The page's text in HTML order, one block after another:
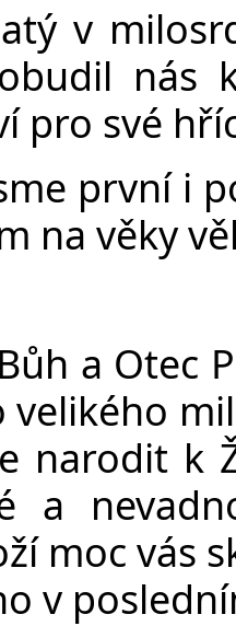
v
nás
pro své
první i
na věky
a Otec
velikého
narodit k
a
moc vás
v